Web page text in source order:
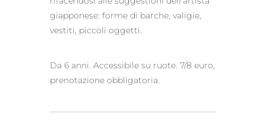
giapponese: forme di barche, valigie,
vestiti, piccoli oggetti.
Da 6 anni. Accessibile su ruote. 7/8 euro,
prenotazione obbligatoria.